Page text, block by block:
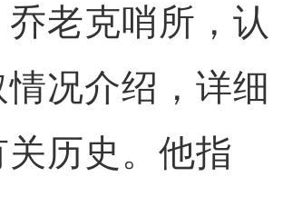
老克哨所，认
况介绍，详细
关历史。他指